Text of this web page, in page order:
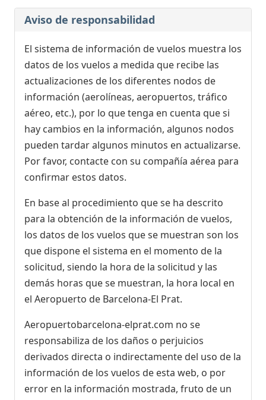
Aviso de responsabilidad
El sistema de información de vuelos muestra los
datos de los vuelos a medida que recibe las
actualizaciones de los diferentes nodos de
información (aerolíneas, aeropuertos, tráfico
aéreo, etc.), por lo que tenga en cuenta que si
hay cambios en la información, algunos nodos
pueden tardar algunos minutos en actualizarse.
Por favor, contacte con su compañía aérea para
confirmar estos datos.
En base al procedimiento que se ha descrito
para la obtención de la información de vuelos,
los datos de los vuelos que se muestran son los
que dispone el sistema en el momento de la
solicitud, siendo la hora de la solicitud y las
demás horas que se muestran, la hora local en
el Aeropuerto de Barcelona-El Prat.
Aeropuertobarcelona-elprat.com no se
responsabiliza de los daños o perjuicios
derivados directa o indirectamente del uso de la
información de los vuelos de esta web, o por
error en la información mostrada, fruto de un